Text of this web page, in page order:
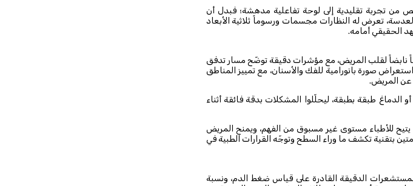
من تجربة تقليدية إلى لوحة تفاعلية مدهشة؛ فبدل أن
تعرض له النظارات مجسمات ورسوماً ثلاثية الأبعاد
الحقيقي أمامه.
نابضاً لقلب المريض، مع مؤشرات دقيقة توضّح مسار تدفق
صورة بانورامية للفك والأسنان، مع تمييز المناطق
عن المريض.
الدماغ طبقة بطبقة، ليحلّلوا المشكلات بدقة فائقة أثناء
يتيح للأطباء مستوى غير مسبوق من الفهم، ويمنح المريض
بتقنية تكشف ما وراء السطح وتوجّه القرارات الطبية في
الدقيقة القادرة على قياس ضغط الدم، ونسبة